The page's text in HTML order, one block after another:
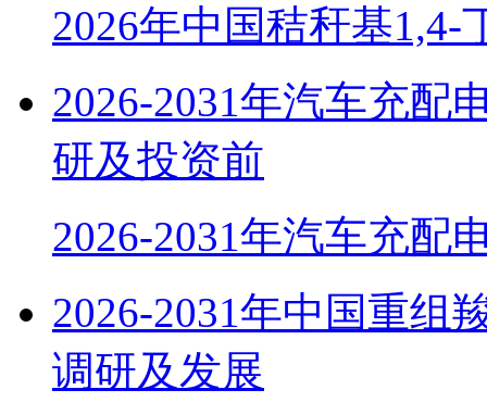
2026年中国秸秆基1,4-
2026-2031年汽车充配
研及投资前
2026-2031年汽车充配
2026-2031年中国重组
调研及发展